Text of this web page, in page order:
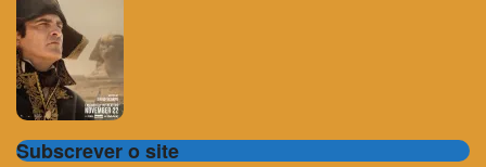
Subscrever o site